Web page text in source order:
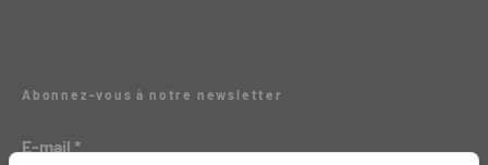
Abonnez-vous à notre newsletter
E-mail *